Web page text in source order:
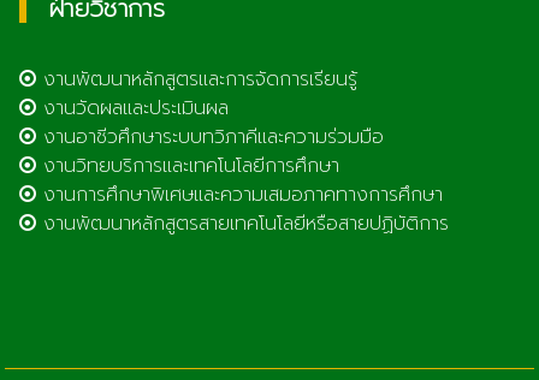
ฝ่ายวิชาการ
งานพัฒนาหลักสูตรและการจัดการเรียนรู้
งานวัดผลและประเมินผล
งานอาชีวศึกษาระบบทวิภาคีและความร่วมมือ
งานวิทยบริการและเทคโนโลยีการศึกษา
งานการศึกษาพิเศษและความเสมอภาคทางการศึกษา
งานพัฒนาหลักสูตรสายเทคโนโลยีหรือสายปฏิบัติการ